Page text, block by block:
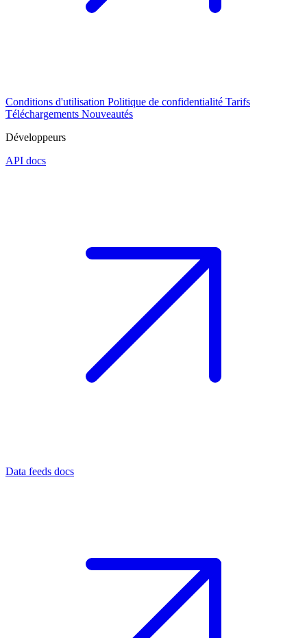
Conditions d'utilisation Politique de confidentialité Tarifs
Téléchargements Nouveautés
Développeurs
API docs
Data feeds docs